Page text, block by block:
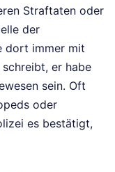
Straftaten oder
der
dort immer mit
er habe
sein. Oft
oder
es bestätigt,